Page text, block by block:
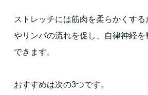
ストレッチには筋肉を柔らかくす
やリンパの流れを促し、自律神経
できます。
おすすめは次の3つです。